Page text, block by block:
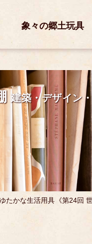
象々の郷土玩具
建築・デザイン
ゆたかな生活用具《第24回